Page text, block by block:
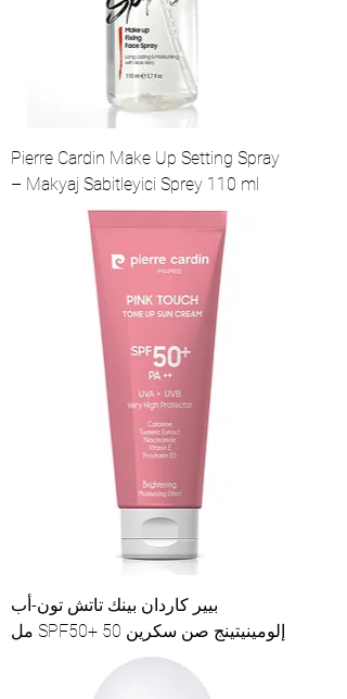
Pierre Cardin Make Up Setting Spray
– Makyaj Sabitleyici Sprey 110 ml
بيير كاردان بينك تاتش تون-أب
إلومينيتينج صن سكرين SPF50+ 50 مل